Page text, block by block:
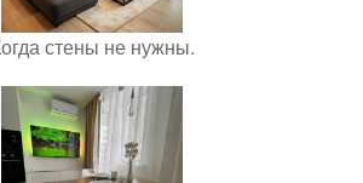
стены не нужны.